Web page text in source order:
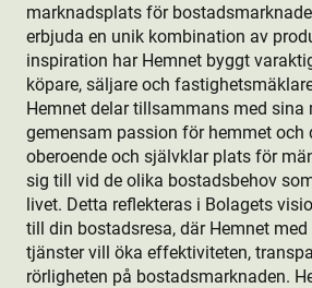
marknadsplats för
erbjuda en unik kombination av
inspiration har Hemnet byggt
köpare, säljare och
Hemnet delar tillsammans med sina
gemensam passion för hemmet och
oberoende och självklar plats för
sig till vid de olika bostads­behov
livet. Detta reflekteras i Bolagets
till din bostads­resa, där Hemnet
tjänster vill öka effektiviteten,
rörligheten på bostads­marknaden.